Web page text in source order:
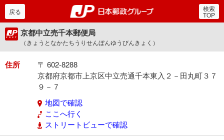
郵便局・日本郵政グルー
戻る 検索
TOP
京都中立売千本郵便局
（きょうとなかたちうりせんぼんゆうびんきょく）
住所
〒 602-8288
京都府京都市上京区中立売通千本東入２－田丸町３７
９－７
地図で確認
ここへ行く
ストリートビューで確認